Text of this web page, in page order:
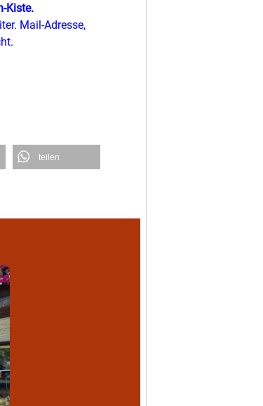
Kiste.
Mail-Adresse,
teilen